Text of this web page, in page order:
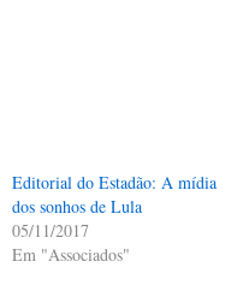
Editorial do Estadão: A mídia
dos sonhos de Lula
05/11/2017
Em "Associados"